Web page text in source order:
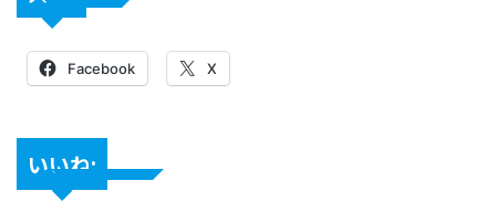
Facebook X
いいね: